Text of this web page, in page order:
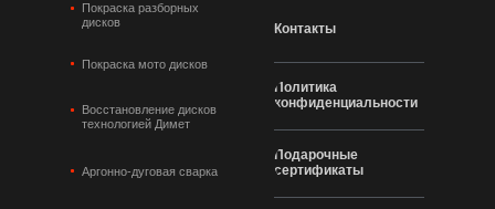
Покраска разборных
дисков
Покраска мото дисков
Восстановление дисков
технологией Димет
Аргонно-дуговая сварка
Контакты
Политика
конфиденциальности
Подарочные
сертификаты